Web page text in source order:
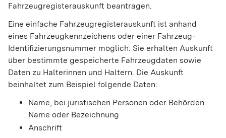
Fahrzeugregisterauskunft beantragen.
Eine einfache Fahrzeugregisterauskunft ist anhand
eines Fahrzeugkennzeichens oder einer Fahrzeug-
Identifizierungsnummer möglich. Sie erhalten Auskunft
über bestimmte gespeicherte Fahrzeugdaten sowie
Daten zu Halterinnen und Haltern. Die Auskunft
beinhaltet zum Beispiel folgende Daten:
Name, bei juristischen Personen oder Behörden:
Name oder Bezeichnung
Anschrift